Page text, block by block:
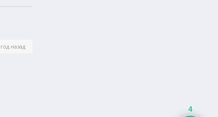
назад
4